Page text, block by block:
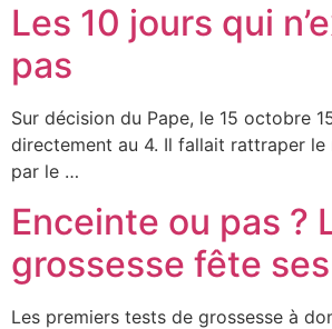
Les 10 jours qui
pas
Sur décision du Pape, le 15 octobre
directement au 4. Il fallait rattraper le
par le …
Enceinte ou pas ?
grossesse fête
Les premiers tests de grossesse à